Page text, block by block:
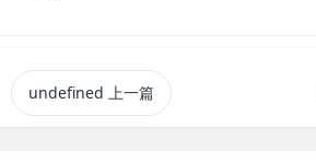
undefined 上一篇